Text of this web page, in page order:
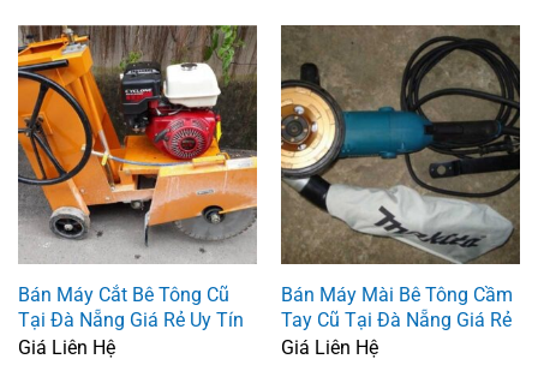
Bán Máy Cắt Bê Tông Cũ
Tại Đà Nẵng Giá Rẻ Uy Tín
Giá Liên Hệ
Bán Máy Mài Bê Tông Cầm
Tay Cũ Tại Đà Nẵng Giá Rẻ
Giá Liên Hệ